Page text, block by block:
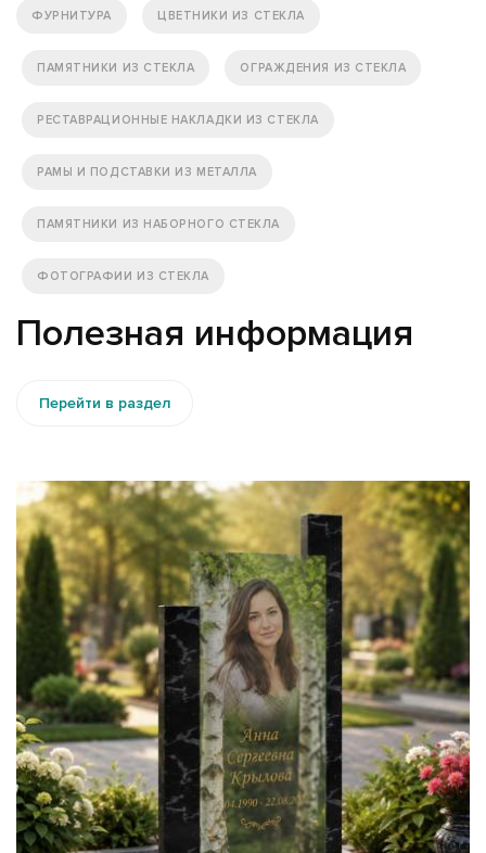
ФУРНИТУРА ЦВЕТНИКИ ИЗ СТЕКЛА
ПАМЯТНИКИ ИЗ СТЕКЛА ОГРАЖДЕНИЯ ИЗ СТЕКЛА
РЕСТАВРАЦИОННЫЕ НАКЛАДКИ ИЗ СТЕКЛА
РАМЫ И ПОДСТАВКИ ИЗ МЕТАЛЛА
ПАМЯТНИКИ ИЗ НАБОРНОГО СТЕКЛА
ФОТОГРАФИИ ИЗ СТЕКЛА
Полезная информация
Перейти в раздел
Памятник из стекла или гранита